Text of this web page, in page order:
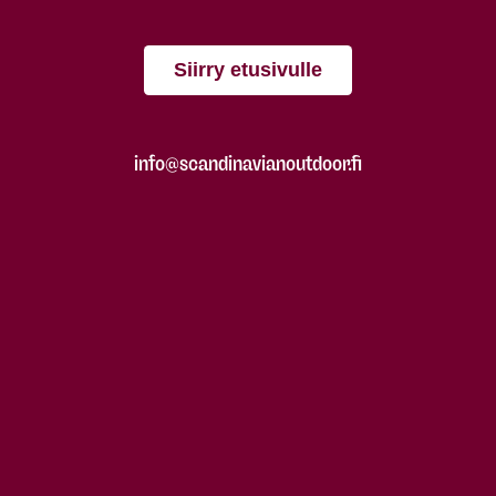
Siirry etusivulle
info@scandinavianoutdoor.fi